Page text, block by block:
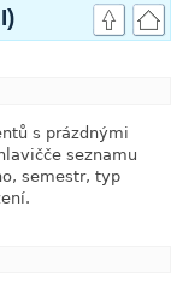
s prázdnými
seznamu
semestr, typ